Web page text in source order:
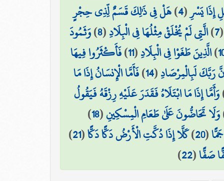
إِذَا يَسْرِ(
4
)هَلْ فِي ذَٰلِكَ قَسَمٌ لِّذِي حِجْرٍ
7
)الَّتِي لَمْ يُخْلَقْ مِثْلُهَا فِي الْبِلَادِ(
8
)وَثَمُودَ
)الَّذِينَ طَغَوْا فِي الْبِلَادِ(
11
)فَأَكْثَرُوا فِيهَا
رَبَّكَ لَبِالْمِرْصَادِ(
14
)فَأَمَّا الْإِنسَانُ إِذَا مَا
وَأَمَّا إِذَا مَا ابْتَلَاهُ فَقَدَرَ عَلَيْهِ رِزْقَهُ فَيَقُولُ
وَلَا تَحَاضُّونَ عَلَىٰ طَعَامِ الْمِسْكِينِ(
18
)
(
20
)كَلَّا إِذَا دُكَّتِ الْأَرْضُ دَكًّا دَكًّا(
21
)
صَفًّا(
22
)